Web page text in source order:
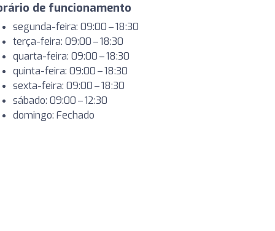
de funcionamento
segunda-feira: 09:00 – 18:30
terça-feira: 09:00 – 18:30
quarta-feira: 09:00 – 18:30
quinta-feira: 09:00 – 18:30
sexta-feira: 09:00 – 18:30
sábado: 09:00 – 12:30
domingo: Fechado